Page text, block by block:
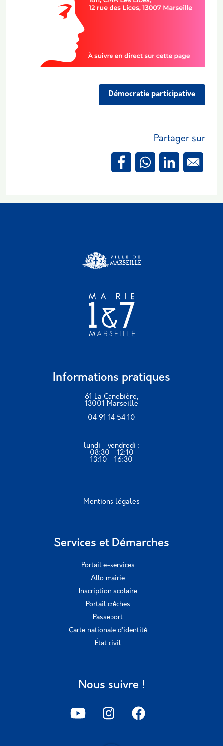
Démocratie participative
Partager sur
Informations pratiques
61 La Canebière,
13001 Marseille
04 91 14 54 10
lundi - vendredi :
08:30 - 12:10
13:10 - 16:30
Mentions légales
Services et Démarches
Portail e-services
Allo mairie
Inscription scolaire
Portail crèches
Passeport
Carte nationale d’identité
État civil
Nous suivre !